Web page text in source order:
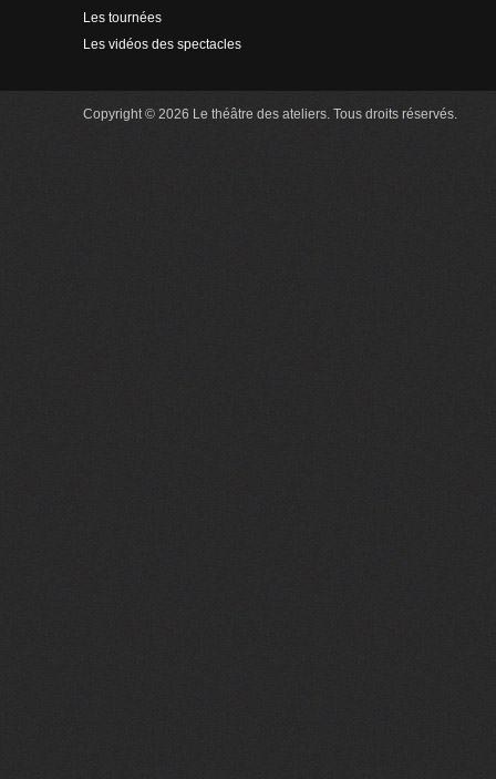
Les tournées
Les vidéos des spectacles
Copyright © 2026 Le théâtre des ateliers. Tous droits réservés.